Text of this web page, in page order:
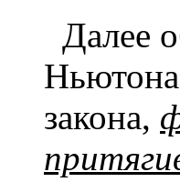
Далее
закона,